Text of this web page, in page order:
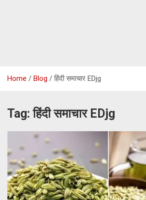
Home Blog हिंदी समाचार EDjg
Tag:हिंदी समाचार EDjg